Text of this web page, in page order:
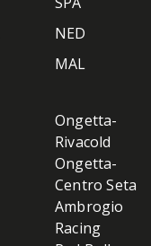
NED
MAL
Ongetta-
Rivacold
Ongetta-
Centro Seta
Ambrogio
Racing